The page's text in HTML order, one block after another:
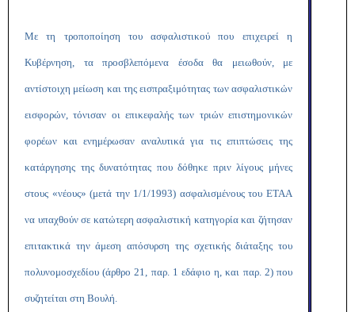
Με τη τροποποίηση του ασφαλιστικού που επιχειρεί η
Κυβέρνηση, τα προσβλεπόμενα έσοδα θα μειωθούν, με
αντίστοιχη μείωση και της εισπραξιμότητας των ασφαλιστικών
εισφορών, τόνισαν οι επικεφαλής των τριών επιστημονικών
φορέων και ενημέρωσαν αναλυτικά για τις επιπτώσεις της
κατάργησης της δυνατότητας που δόθηκε πριν λίγους μήνες
στους «νέους» (μετά την 1/1/1993) ασφαλισμένους του ΕΤΑΑ
να υπαχθούν σε κατώτερη ασφαλιστική κατηγορία και ζήτησαν
επιτακτικά την άμεση απόσυρση της σχετικής διάταξης του
πολυνομοσχεδίου (άρθρο 21, παρ. 1 εδάφιο η, και παρ. 2) που
συζητείται στη Βουλή.